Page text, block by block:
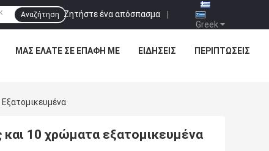
Greek
Ζητήστε ένα απόσπασμα |
Αναζήτηση
ΜΑΣ ΕΛΆΤΕ ΣΕ ΕΠΑΦΉ ΜΕ ΕΙΔΉΣΕΙΣ ΠΕΡΙΠΤΏΣΕΙΣ
10 χρώματα εξατομικευμένα